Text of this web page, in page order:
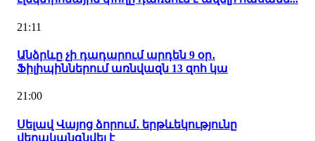
21:11
Անձրևը չի դադարում արդեն 9 օր․
Ֆիլիպիններում առնվազն 13 զոհ կա
21:00
Սելավ Վայոց ձորում․ երթևեկությունը
վերականգնվել է